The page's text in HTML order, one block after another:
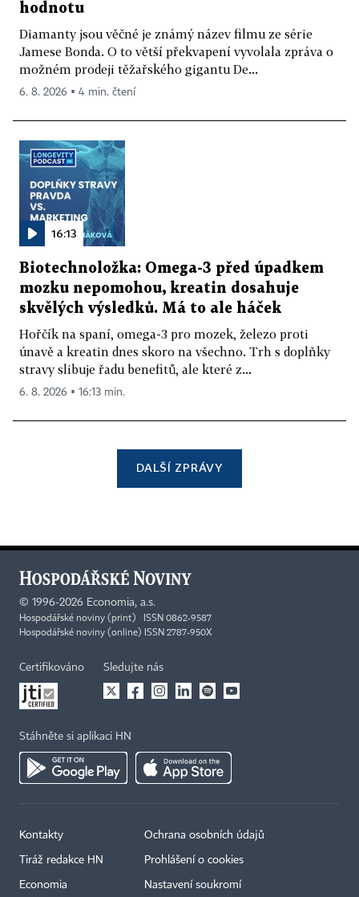
hodnotu
Diamanty jsou věčné je známý název filmu ze série
Jamese Bonda. O to větší překvapení vyvolala zpráva o
možném prodeji těžařského gigantu De...
6. 8. 2026 ▪ 4 min. čtení
16:13
Biotechnoložka: Omega-3 před úpadkem
mozku nepomohou, kreatin dosahuje
skvělých výsledků. Má to ale háček
Hořčík na spaní, omega-3 pro mozek, železo proti
únavě a kreatin dnes skoro na všechno. Trh s doplňky
stravy slibuje řadu benefitů, ale které z...
6. 8. 2026 ▪ 16:13 min.
DALŠÍ ZPRÁVY
© 1996-2026 Economia, a.s.
Hospodářské noviny (print) ISSN 0862-9587
Hospodářské noviny (online) ISSN 2787-950X
Certifikováno Sledujte nás
Stáhněte si aplikaci HN
Kontakty
Tiráž redakce HN
Economia
Ochrana osobních údajů
Prohlášení o cookies
Nastavení soukromí